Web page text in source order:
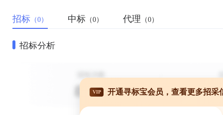
招标 （0） 中标 （0） 代理 （0）
招标分析
VIP 开通寻标宝会员，查看更多招采